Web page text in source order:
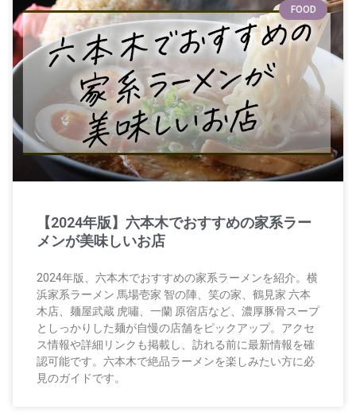
FOOD
【2024年版】六本木でおすすめの家系ラー
メンが美味しいお店
2024年版、六本木でおすすめの家系ラーメンを紹介。横
浜家系ラーメン 馬場壱家 智の陣、笑の家、鶴見家 六本
木店、麺屋武蔵 虎嘯、一蘭 原宿店など、濃厚豚骨スープ
としっかりした麺が自慢の店舗をピックアップ。アクセ
ス情報や詳細リンクも掲載し、訪れる前に最新情報を確
認可能です。六本木で絶品ラーメンを楽しみたい方に必
見のガイドです。